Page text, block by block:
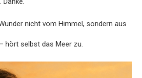
nicht vom Himmel, sondern aus
hört selbst das Meer zu.